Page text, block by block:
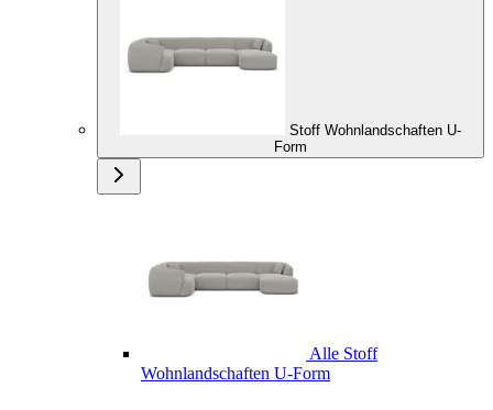
Stoff Wohnlandschaften U-
Form
Alle Stoff
Wohnlandschaften U-Form